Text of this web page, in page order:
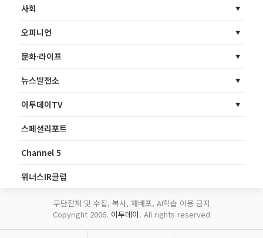
사회
오피니언
문화·라이프
뉴스발전소
이투데이TV
스페셜리포트
Channel 5
위너스IR클럽
무단전재 및 수집, 복사, 재배포, AI학습 이용 금지
Copyright 2006. 이투데이. All rights reserved